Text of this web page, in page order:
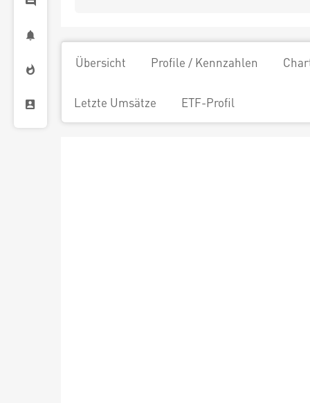
Übersicht Profile / Kennzahlen
Letzte Umsätze ETF-Profil